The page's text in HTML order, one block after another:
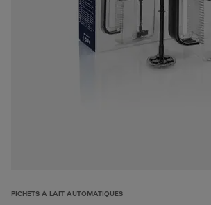
PICHETS À LAIT AUTOMATIQUES